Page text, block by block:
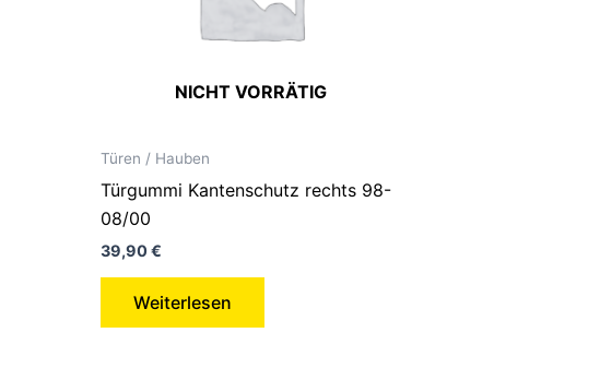
NICHT VORRÄTIG
Türen / Hauben
Türgummi Kantenschutz rechts 98-
08/00
39,90€
Weiterlesen